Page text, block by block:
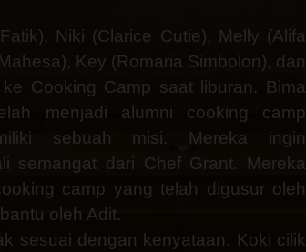
Niki (Clarice Cutie), Melly (Alifa
Key (Romaria Simbolon), dan
Cooking Camp saat liburan. Bima
menjadi alumni cooking camp
sebuah misi. Mereka ingin
semangat dari Chef Grant. Mereka
camp yang telah digusur oleh
oleh Adit.
sesuai dengan kenyataan. Koki cilik